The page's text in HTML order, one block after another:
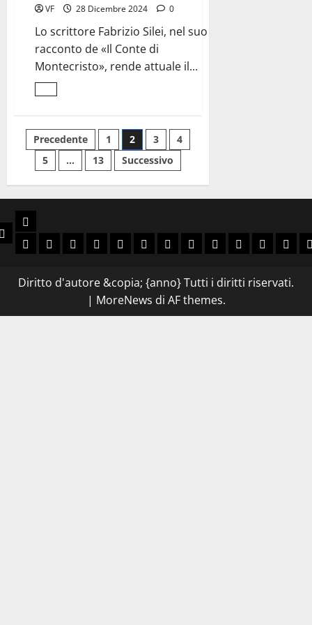
VF 28 Dicembre 2024 0
Lo scrittore Fabrizio Silei, nel suo
racconto de «Il Conte di
Montecristo», rende attuale il...
Leggi
Fabrizio
Silei
racconta
<br>Edmond
Dantès
Paginazione
degli
articoli
Precedente 1 2 3
4
5
… 13 Successivo
Siamo
Libri
Slava Ukraini
Viva Brasil
Arriba España
Rivoluzione Conservatrice
Anni Decisivi
Guerra Civile Europea
Laboratorio delle idee
Ellade e Roma Antica
Spada e Corona
Avventura
Sol
Diritto d'autore &copia; {anno} Tutti i diritti riservati.
| MoreNews di AF themes.